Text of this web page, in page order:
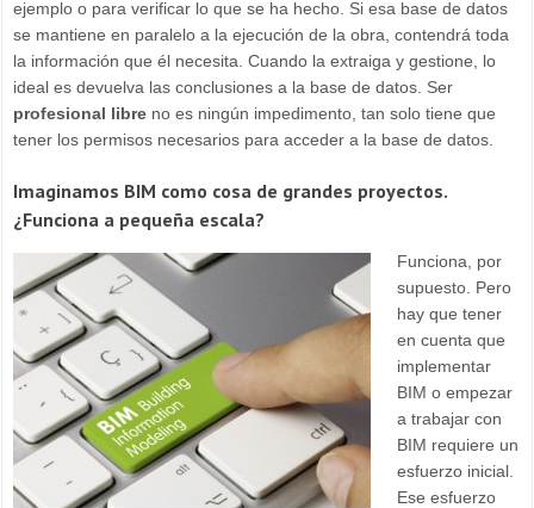
ejemplo o para verificar lo que se ha hecho. Si esa base de datos
se mantiene en paralelo a la ejecución de la obra, contendrá toda
la información que él necesita. Cuando la extraiga y gestione, lo
ideal es devuelva las conclusiones a la base de datos. Ser
profesional libre no es ningún impedimento, tan solo tiene que
tener los permisos necesarios para acceder a la base de datos.
Imaginamos BIM como cosa de grandes proyectos.
¿Funciona a pequeña escala?
Funciona, por
supuesto. Pero
hay que tener
en cuenta que
implementar
BIM o empezar
a trabajar con
BIM requiere un
esfuerzo inicial.
Ese esfuerzo